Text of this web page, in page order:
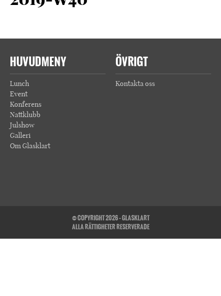
HUVUDMENY
Lunch
Event
Konferens
Nattklubb
Julshow
Galleri
Om Glasklart
ÖVRIGT
Kontakta oss
© COPYRIGHT 2026 - GLASKLART
ALLA RÄTTIGHETER RESERVERADE